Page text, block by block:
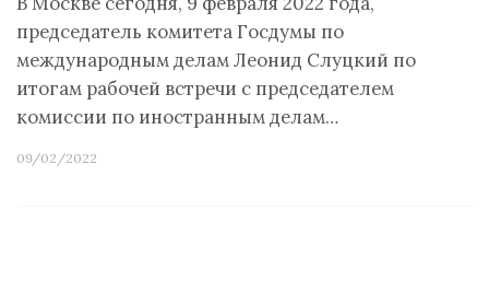
председатель комитета Госдумы по
международным делам Леонид Слуцкий по
итогам рабочей встречи с председателем
комиссии по иностранным делам…
09/02/2022